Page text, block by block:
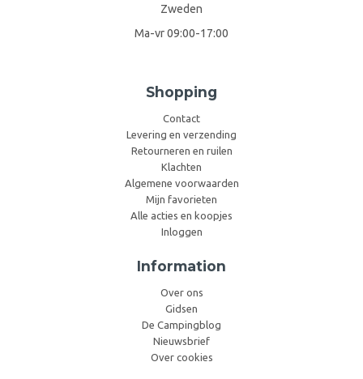
Zweden
Ma-vr 09:00-17:00
Shopping
Contact
Levering en verzending
Retourneren en ruilen
Klachten
Algemene voorwaarden
Mijn favorieten
Alle acties en koopjes
Inloggen
Information
Over ons
Gidsen
De Campingblog
Nieuwsbrief
Over cookies